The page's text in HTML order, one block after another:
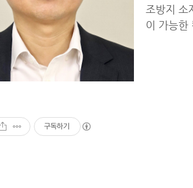
조방지 소
이 가능한
구독하기